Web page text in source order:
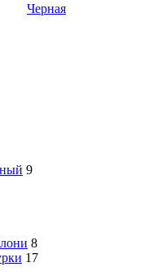
Черная
9
8
17